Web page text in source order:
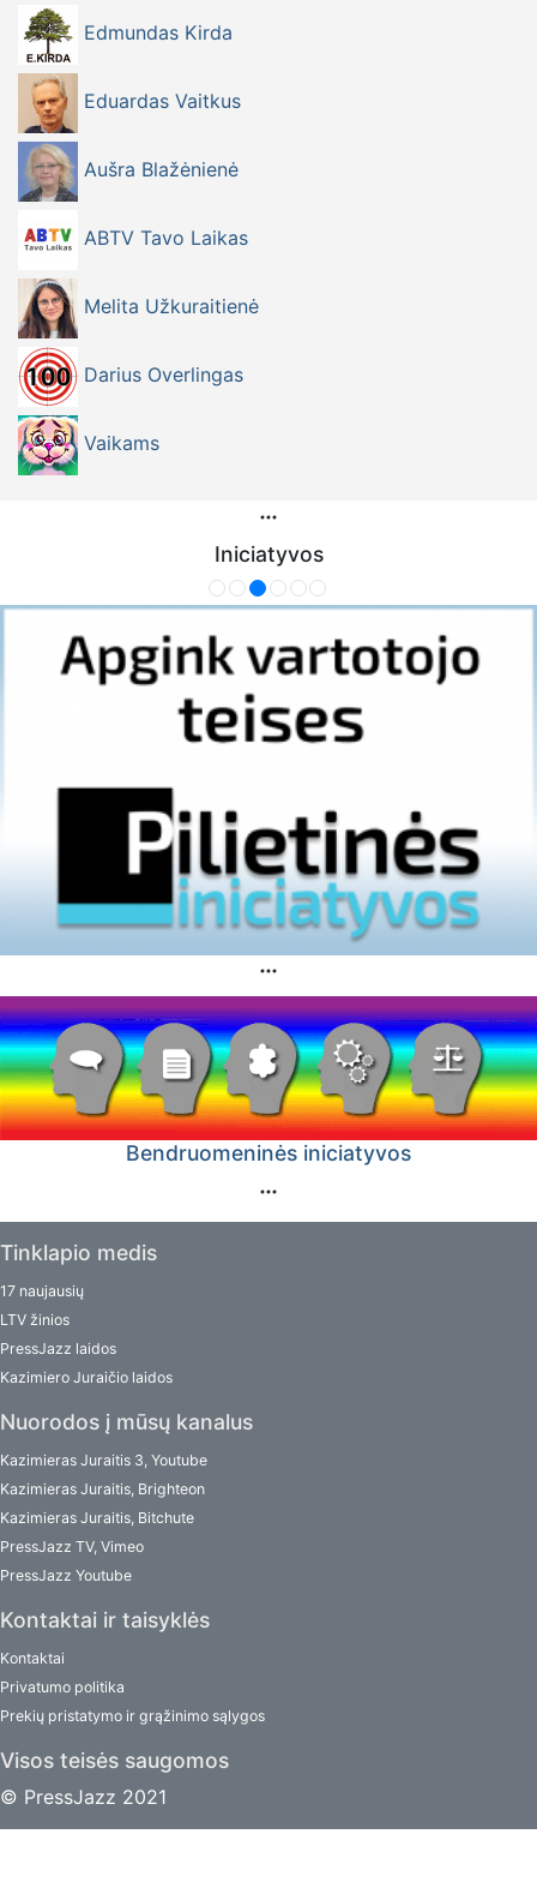
Edmundas Kirda
Eduardas Vaitkus
Aušra Blažėnienė
ABTV Tavo Laikas
Melita Užkuraitienė
Darius Overlingas
Vaikams
Iniciatyvos
Bendruomeninės iniciatyvos
Tinklapio medis
17 naujausių
LTV žinios
PressJazz laidos
Kazimiero Juraičio laidos
Nuorodos į mūsų kanalus
Kazimieras Juraitis 3, Youtube
Kazimieras Juraitis, Brighteon
Kazimieras Juraitis, Bitchute
PressJazz TV, Vimeo
PressJazz Youtube
Kontaktai ir taisyklės
Kontaktai
Privatumo politika
Prekių pristatymo ir grąžinimo sąlygos
Visos teisės saugomos
© PressJazz 2021